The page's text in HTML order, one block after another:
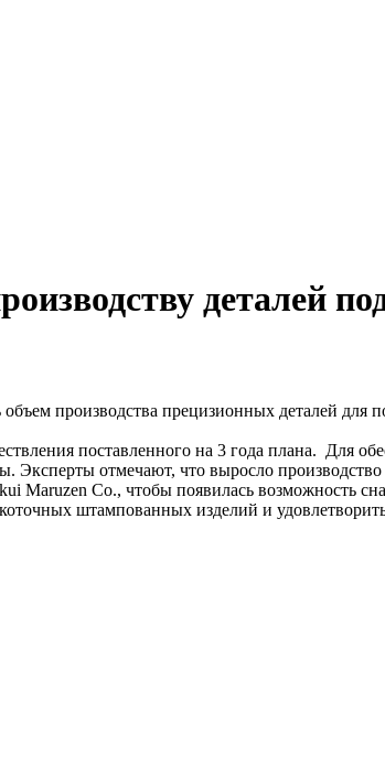
деталей
производства прецизионных деталей
поставленного на 3 года плана. Для
отмечают, что выросло
Maruzen Co., чтобы появилась возможность
штампованных изделий и